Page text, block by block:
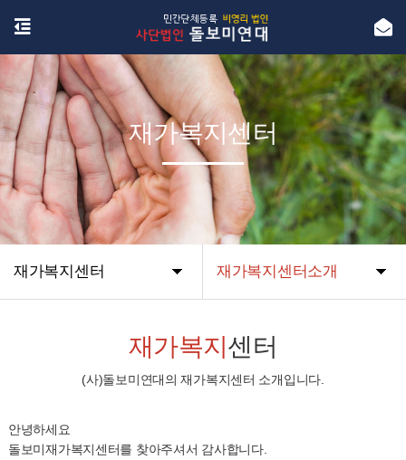
재가복지센터 재가복지센터소개
재가복지센터
재가복지 센터
(사)돌보미연대의 재가복지센터 소개입니다.
안녕하세요
돌보미재가복지센터를 찾아주셔서 감사합니다.